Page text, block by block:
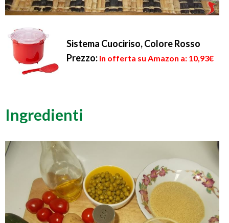
Sistema Cuociriso, Colore Rosso
Prezzo: in offerta su Amazon a: 10,93€
Ingredienti